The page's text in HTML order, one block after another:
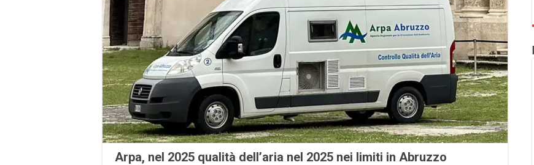
Arpa, nel 2025 qualità dell’aria nel 2025 nei limiti in Abruzzo